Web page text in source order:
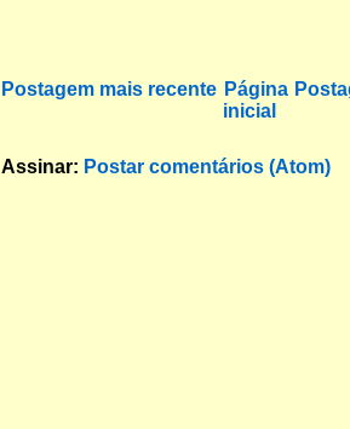
Postagem mais recente Página
inicial
Assinar: Postar comentários (Atom)